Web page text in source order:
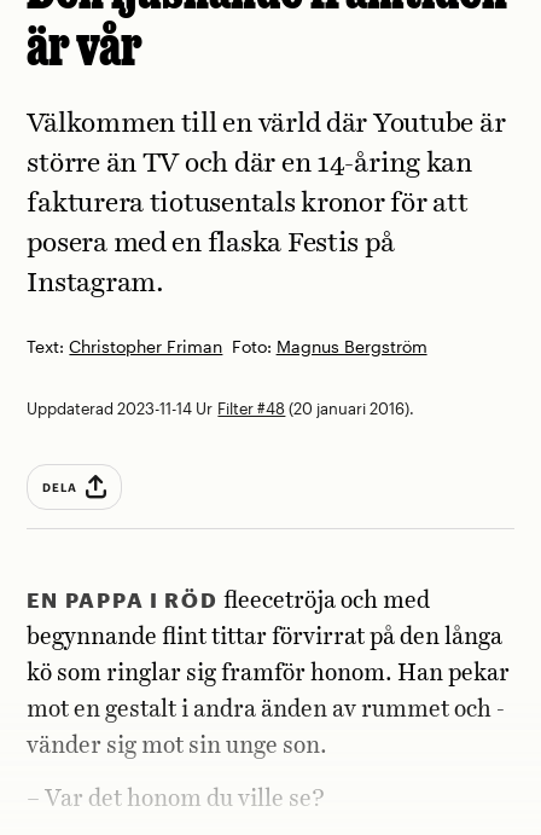
är vår
Text:Christopher Friman Foto: Magnus Bergström
Välkommen till en värld där Youtube är
större än TV och där en 14-åring kan
fakturera tiotusentals kronor för att
posera med en flaska Festis på
Instagram.
Uppdaterad 2023-11-14 Ur Filter #48 (20 januari 2016).
DELA
EN PAPPA I RÖD fleecetröja och med
begynnande flint tittar för­virrat på den långa
kö som ringlar sig framför honom. Han pekar
mot en gestalt i andra änden av rummet och ­
vänder sig mot sin unge son.
– Var det honom du ville se?